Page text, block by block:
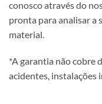
conosco através do
pronta para analisar a
material.
*A garantia não cobre
acidentes, instalações